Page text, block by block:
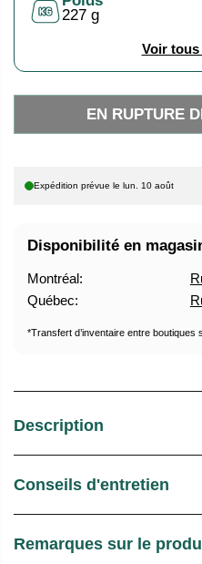
B
I
U
R
E
E
227 g
Voir
EN RUPTURE
Expédition prévue le lun. 10 août
Disponibilité en
Montréal:
Québec:
*Transfert d’inventaire entre boutiques
Description
Conseils d'entretien
Remarques sur le